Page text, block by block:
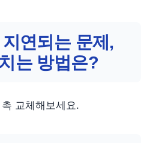
연되는 문제,
는 방법은?
교체해보세요.